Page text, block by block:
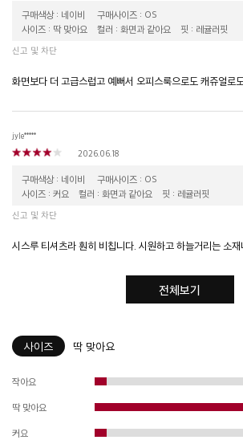
구매색상 : 네이비
구매사이즈 : OS
사이즈 : 딱 맞아요
컬러 : 화면과 같아요 핏 : 레귤러핏
신고 및 차단
jyle*****
2026.06.18
구매색상 : 네이비
구매사이즈 : OS
사이즈 : 커요
컬러 : 화면과 같아요 핏 : 레귤러핏
신고 및 차단
전체보기
사이즈 딱 맞아요
작아요
딱 맞아요
커요